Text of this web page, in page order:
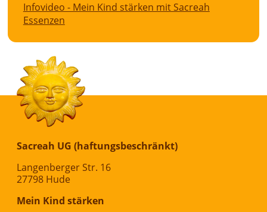
Infovideo - Mein Kind stärken mit Sacreah
Essenzen
Sacreah UG (haftungsbeschränkt)
Langenberger Str. 16
27798 Hude
Mein Kind stärken